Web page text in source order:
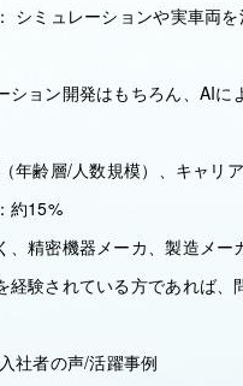
シミュレーションや実車両
ション開発はもちろん、AI
年齢層/人数規模）、キャリ
約15%
、精密機器メーカ、製造メ
経験されている方であれば、
社者の声/活躍事例